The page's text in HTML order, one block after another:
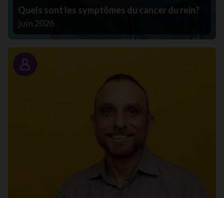
Quels sont les symptômes du cancer du rein?
juin 2026
Portrait